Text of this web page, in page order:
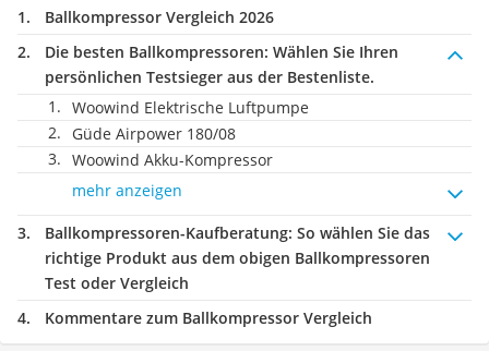
Ballkompressor Vergleich 2026
Die besten Ballkompressoren: Wählen Sie Ihren
persönlichen Testsieger aus der Bestenliste.
Woowind Elektrische Luftpumpe
Güde Airpower 180/08
Woowind Akku-Kompressor
mehr anzeigen
Ballkompressoren-Kaufberatung: So wählen Sie das
richtige Produkt aus dem obigen Ballkompressoren
Test oder Vergleich
Kommentare zum Ballkompressor Vergleich